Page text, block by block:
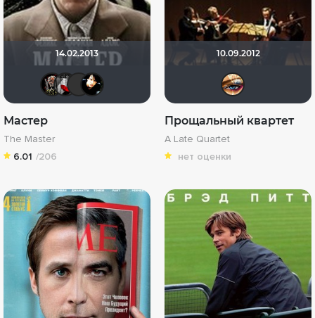
14.02.2013
Бомжара с дробовиком
Мастер
The Master
6.01 /206
10.09.2012
Прощальный квартет
A Late Quartet
нет оценки